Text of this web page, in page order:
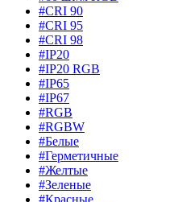
#CRI 90
#CRI 95
#CRI 98
#IP20
#IP20 RGB
#IP65
#IP67
#RGB
#RGBW
#Белые
#Герметичные
#Желтые
#Зеленые